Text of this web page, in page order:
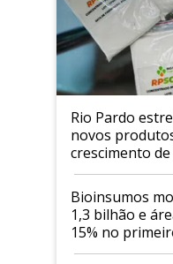
Rio Pardo
novos
crescimento
Bioinsumos
1,3 bilhão e
15% no
de 2026